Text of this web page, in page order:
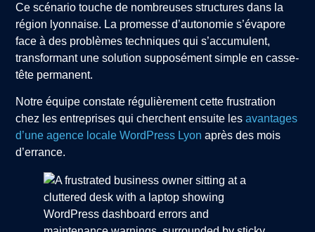
Ce scénario touche de nombreuses structures dans la
région lyonnaise. La promesse d’autonomie s’évapore
face à des problèmes techniques qui s’accumulent,
transformant une solution supposément simple en casse-
tête permanent.
Notre équipe constate régulièrement cette frustration
chez les entreprises qui cherchent ensuite lesavantages
d’une agence locale WordPress Lyon après des mois
d’errance.